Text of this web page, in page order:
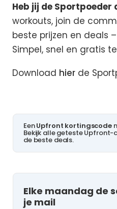
Heb jij de Sportpoeder
workouts, join de
beste prijzen en deals
Simpel, snel en gratis
Download hier de
EenUpfront kortingscode
Bekijk alle geteste Upfront-
de beste deals.
Elke maandag de
je mail